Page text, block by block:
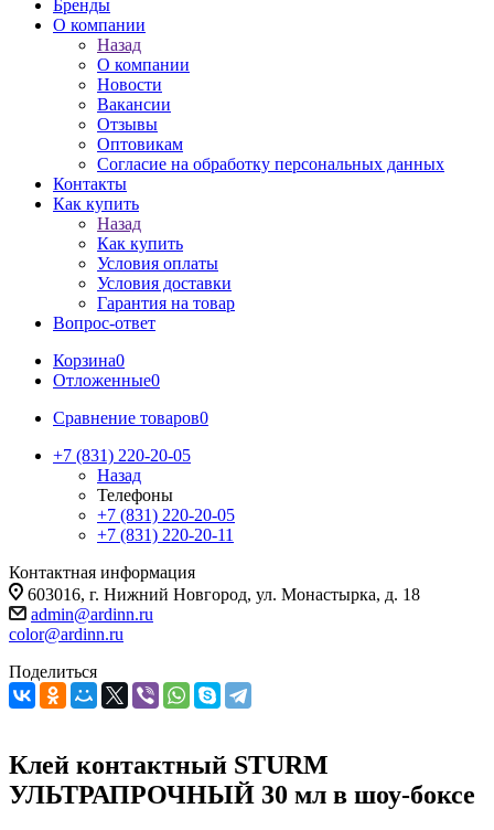
Бренды
О компании
Назад
О компании
Новости
Вакансии
Отзывы
Оптовикам
Cогласие на обработку персональных данных
Контакты
Как купить
Назад
Как купить
Условия оплаты
Условия доставки
Гарантия на товар
Вопрос-ответ
Корзина0
Отложенные0
Сравнение товаров0
+7 (831) 220-20-05
Назад
Телефоны
+7 (831) 220-20-05
+7 (831) 220-20-11
Контактная информация
603016, г. Нижний Новгород, ул. Монастырка, д. 18
admin@ardinn.ru
color@ardinn.ru
Поделиться
Клей контактный STURM
УЛЬТРАПРОЧНЫЙ 30 мл в шоу-боксе